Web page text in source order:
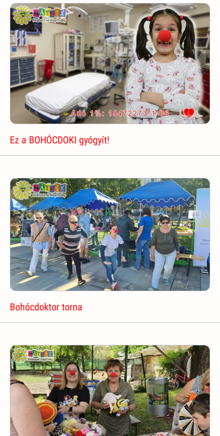
Ez a BOHÓCDOKI gyógyít!
Bohócdoktor torna